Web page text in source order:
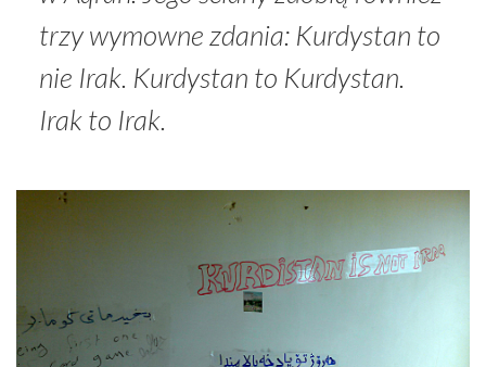
trzy wymowne zdania: Kurdystan to
nie Irak. Kurdystan to Kurdystan.
Irak to Irak.